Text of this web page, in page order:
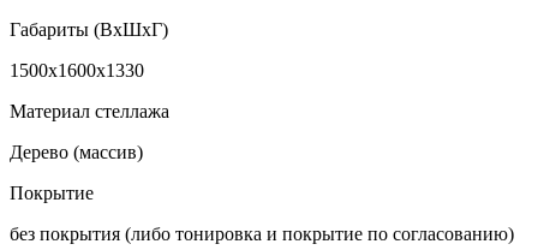
Габариты (ВxШxГ)
1500x1600x1330
Материал стеллажа
Дерево (массив)
Покрытие
без покрытия (либо тонировка и покрытие по согласованию)